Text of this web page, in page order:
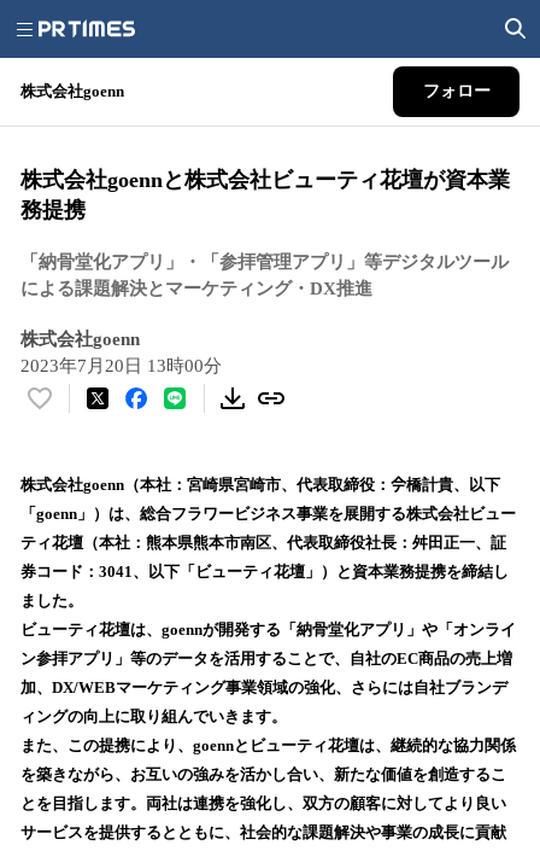
株式会社goenn フォロー
株式会社goennと株式会社ビューティ花壇が資本業
務提携
「納骨堂化アプリ」・「参拝管理アプリ」等デジタルツール
による課題解決とマーケティング・DX推進
株式会社goenn
2023年7月20日 13時00分
い
！
数
を
読
込
み
中
で
す
株式会社goenn（本社：宮崎県宮崎市、代表取締役：𫝆橋計貴、以下
「goenn」）は、総合フラワービジネス事業を展開する株式会社ビュー
ティ花壇（本社：熊本県熊本市南区、代表取締役社長：舛田正一、証
券コード：3041、以下「ビューティ花壇」）と資本業務提携を締結し
ました。
ビューティ花壇は、goennが開発する「納骨堂化アプリ」や「オンライ
ン参拝アプリ」等のデータを活用することで、自社のEC商品の売上増
加、DX/WEBマーケティング事業領域の強化、さらには自社ブランデ
ィングの向上に取り組んでいきます。
また、この提携により、goennとビューティ花壇は、継続的な協力関係
を築きながら、お互いの強みを活かし合い、新たな価値を創造するこ
とを目指します。両社は連携を強化し、双方の顧客に対してより良い
サービスを提供するとともに、社会的な課題解決や事業の成長に貢献